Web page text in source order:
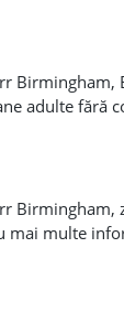
adulte
mai multe